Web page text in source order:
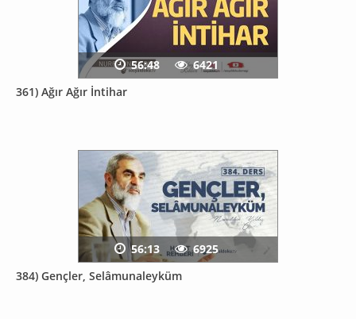
361) Ağır Ağır İntihar
56:48 6421
384) Gençler, Selâmunaleyküm
56:13 6925